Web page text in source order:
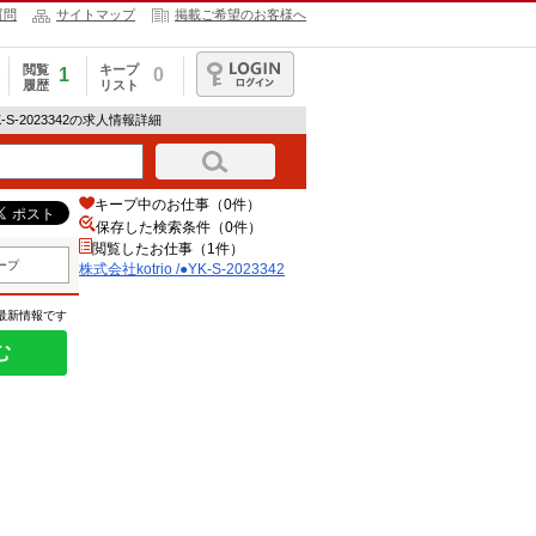
問 サイトマップ 掲載ご希望のお客様へ
閲覧
履歴
1
キープ
リスト
0
ログイン
S-2023342の求人情報詳細
プ
新情報です
キープ中のお仕事（0件）
保存した検索条件（0件）
閲覧したお仕事（1件）
株式会社kotrio /●YK-S-2023342